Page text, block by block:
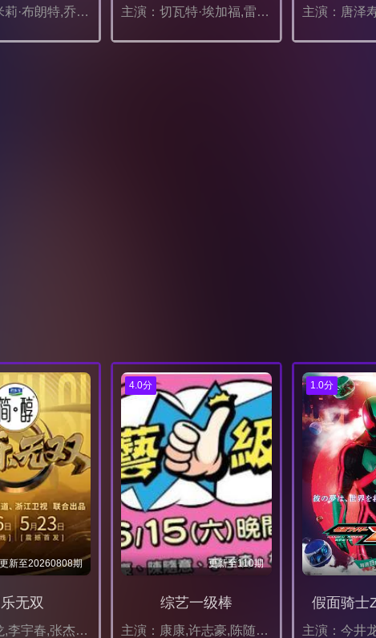
主演：艾米莉·布朗特,乔什·奥康纳,科林·费尔斯,伊芙·休森,科尔曼·多明戈,怀亚特·罗素,亨利·劳埃德-休斯,吉姆·帕拉克,迈克尔·加斯顿,麦肯娜·布里杰,加比·比恩斯,汤米·马丁内兹,斯万米·萨姆派奥,艾米丽·麦肯德里,埃利奥特·维拉尔,诺亚·罗宾斯,克里斯·西尔科克,奇里尔·保兰,库利·卡尔文,伊丽莎白·斯坦利 主演：切瓦特·埃加福,雷娜特·赖因斯夫,芬恩·本尼特,卢基塔·麦克斯韦尔,阿万·乔贾,马克·杜普拉斯,谢拉赫·霍斯达尔,托比·哈格雷夫,米拉尼亚·克尔,菲利普·格兰杰,帕特里克·贝纳姆
更新至20260808期
无双
主演：成龙,李宇春,张杰,单依纯,宋亚轩,梁咏琪,王菀之,王栎鑫,张子墨,何浩楠,李昊,姚晓棠,井胧,邵子恒,徐子未,后弦,林奕匡
4.0分
更新至110期
综艺一级棒
主演：康康,许志豪,陈随意,陈孟贤,李子森,杜忻恬
1.0分
假面骑士